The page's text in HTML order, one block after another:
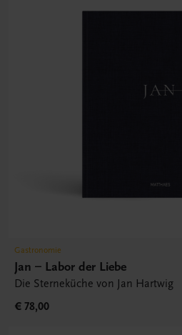
Gastronomie
Jan – Labor der Liebe
Die Sterneküche von Jan Hartwig
€ 78,00